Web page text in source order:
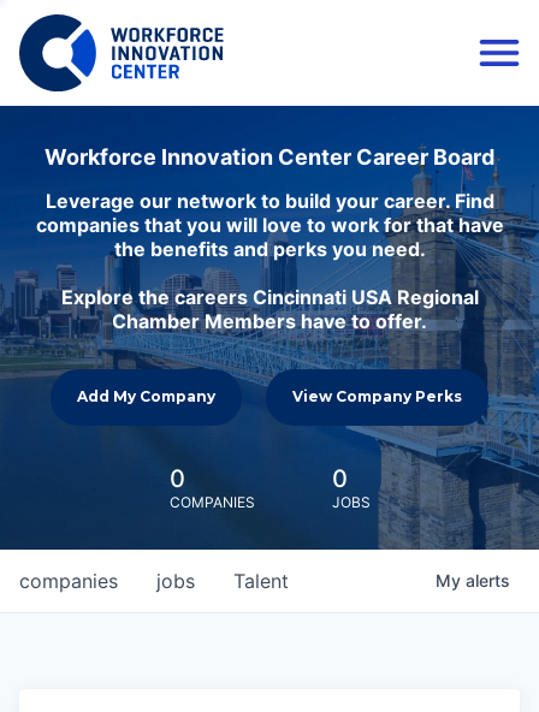
Workforce Innovation Center Career Board
Leverage our network to build your career. Find
companies that you will love to work for that have
the benefits and perks you need.
Explore the careers Cincinnati USA Regional
Chamber Members have to offer.
Add My Company View Company Perks
0
COMPANIES
0
JOBS
jobs
companies Talent My alerts